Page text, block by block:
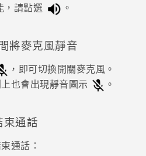
，請點選
。
將麥克風靜音
，即可切換開關麥克風。
也會出現靜音圖示
。
束通話
通話：